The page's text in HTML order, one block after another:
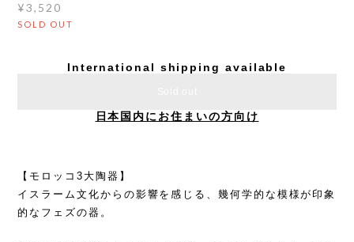
¥3,520
SOLD OUT
International shipping available
日本国内にお住まいの方向け
【モロッコ3大陶器】
イスラーム文化からの影響を感じる、幾何学的な模様が印象
的なフェズの器。